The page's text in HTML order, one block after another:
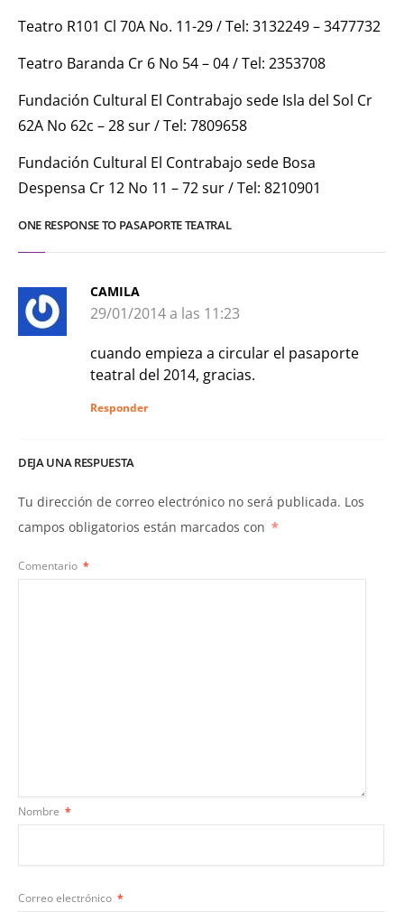
Teatro R101 Cl 70A No. 11-29 / Tel: 3132249 – 3477732
Teatro Baranda Cr 6 No 54 – 04 / Tel: 2353708
Fundación Cultural El Contrabajo sede Isla del Sol Cr
62A No 62c – 28 sur / Tel: 7809658
Fundación Cultural El Contrabajo sede Bosa
Despensa Cr 12 No 11 – 72 sur / Tel: 8210901
ONE RESPONSE TO PASAPORTE TEATRAL
CAMILA
29/01/2014 a las 11:23
cuando empieza a circular el pasaporte
teatral del 2014, gracias.
Responder
DEJA UNA RESPUESTA
Tu dirección de correo electrónico no será publicada. Los
campos obligatorios están marcados con *
Comentario *
Nombre *
Correo electrónico *